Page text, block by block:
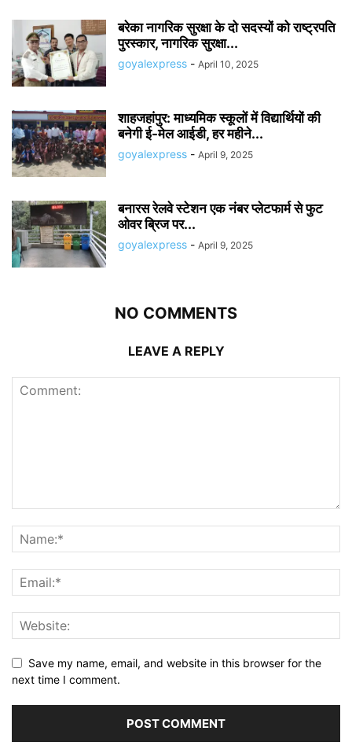
बरेका नागरिक सुरक्षा के दो सदस्यों को राष्ट्रपति
पुरस्कार, नागरिक सुरक्षा...
goyalexpress - April 10, 2025
शाहजहांपुर: माध्यमिक स्कूलाें में विद्यार्थियों की
बनेगी ई-मेल आईडी, हर महीने...
goyalexpress - April 9, 2025
बनारस रेलवे स्टेशन एक नंबर प्लेटफार्म से फुट
ओवर ब्रिज पर...
goyalexpress - April 9, 2025
NO COMMENTS
LEAVE A REPLY
Save my name, email, and website in this browser for the
next time I comment.